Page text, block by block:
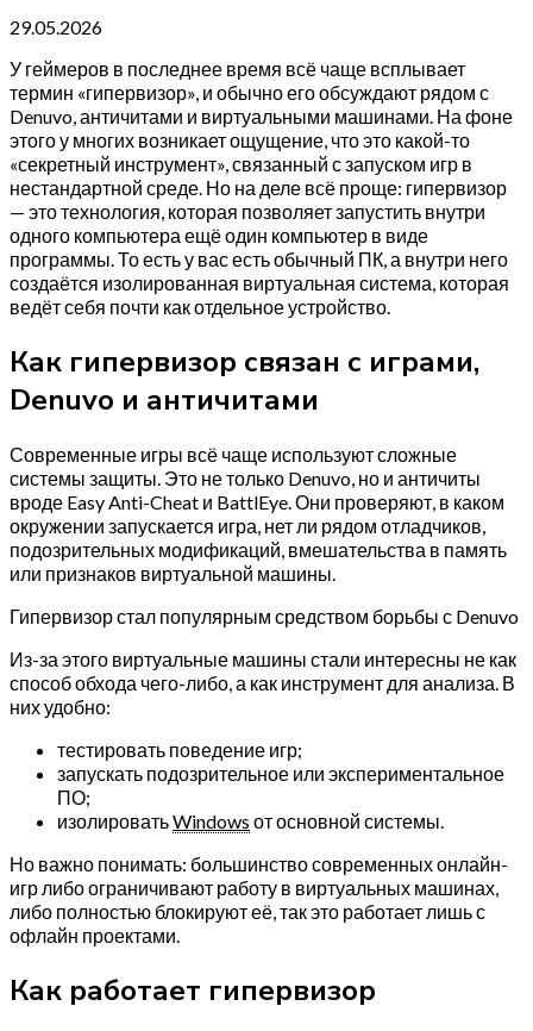
29.05.2026
У геймеров в последнее время всё чаще всплывает
термин «гипервизор», и обычно его обсуждают рядом с
Denuvo, античитами и виртуальными машинами. На фоне
этого у многих возникает ощущение, что это какой-то
«секретный инструмент», связанный с запуском игр в
нестандартной среде. Но на деле всё проще: гипервизор
— это технология, которая позволяет запустить внутри
одного компьютера ещё один компьютер в виде
программы. То есть у вас есть обычный ПК, а внутри него
создаётся изолированная виртуальная система, которая
ведёт себя почти как отдельное устройство.
Как гипервизор связан с играми,
Denuvo и античитами
Современные игры всё чаще используют сложные
системы защиты. Это не только Denuvo, но и античиты
вроде Easy Anti-Cheat и BattlEye. Они проверяют, в каком
окружении запускается игра, нет ли рядом отладчиков,
подозрительных модификаций, вмешательства в память
или признаков виртуальной машины.
Гипервизор стал популярным средством борьбы с Denuvo
Из-за этого виртуальные машины стали интересны не как
способ обхода чего-либо, а как инструмент для анализа. В
них удобно:
тестировать поведение игр;
запускать подозрительное или экспериментальное
ПО;
изолироватьWindows от основной системы.
Но важно понимать: большинство современных онлайн-
игр либо ограничивают работу в виртуальных машинах,
либо полностью блокируют её, так это работает лишь с
офлайн проектами.
Как работает гипервизор